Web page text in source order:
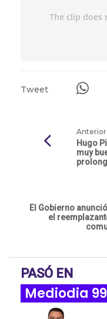
Tweet
Anterior
Hugo
muy
El Gobierno
el
PASÓ EN
Mediodia